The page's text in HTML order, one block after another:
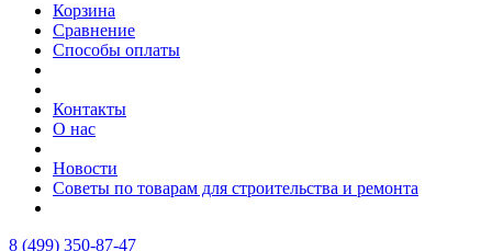
Корзина
Сравнение
Способы оплаты
Контакты
О нас
Новости
Советы по товарам для строительства и ремонта
8 (499) 350-87-47